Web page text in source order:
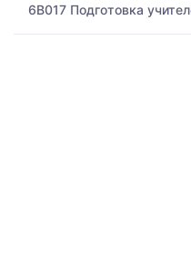
6B017 Подготовка